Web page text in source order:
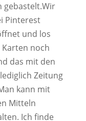
gebastelt.Wir
Pinterest
und los
noch
das mit den
Zeitung
kann mit
Mitteln
Ich finde